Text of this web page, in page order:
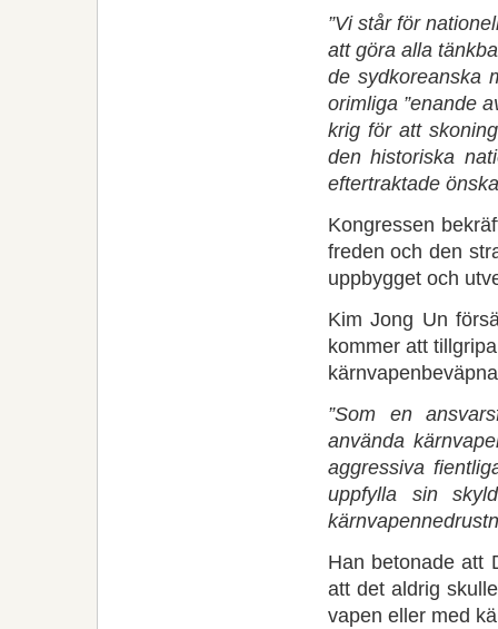
”Vi står för
att göra alla
de sydkoreanska
orimliga ”enande
krig för att
den historiska
eftertraktade
Kongressen
freden och den
uppbygget och
Kim Jong Un
kommer att
”Som en
använda
aggressiva
uppfylla sin
Han betonade att
att det aldrig
vapen eller med